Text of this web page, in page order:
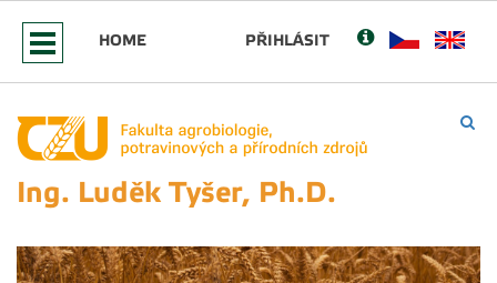
HOME PŘIHLÁSIT
Ing. Luděk Tyšer, Ph.D.